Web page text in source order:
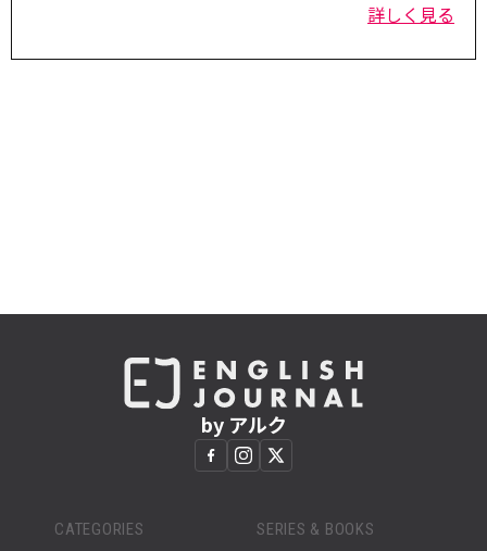
詳しく見る
by アルク
CATEGORIES SERIES & BOOKS